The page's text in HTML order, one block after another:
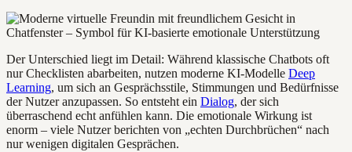
Der Unterschied liegt im Detail: Während klassische Chatbots oft
nur Checklisten abarbeiten, nutzen moderne KI-Modelle Deep
Learning, um sich an Gesprächsstile, Stimmungen und Bedürfnisse
der Nutzer anzupassen. So entsteht ein Dialog, der sich
überraschend echt anfühlen kann. Die emotionale Wirkung ist
enorm – viele Nutzer berichten von „echten Durchbrüchen“ nach
nur wenigen digitalen Gesprächen.